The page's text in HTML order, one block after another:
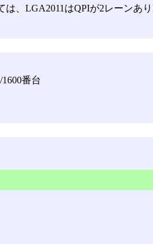
は、LGA2011はQPIが2レーンあ
番台